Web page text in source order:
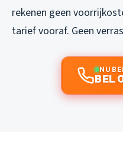
rekenen geen
tarief vooraf. Geen
NU
BEL